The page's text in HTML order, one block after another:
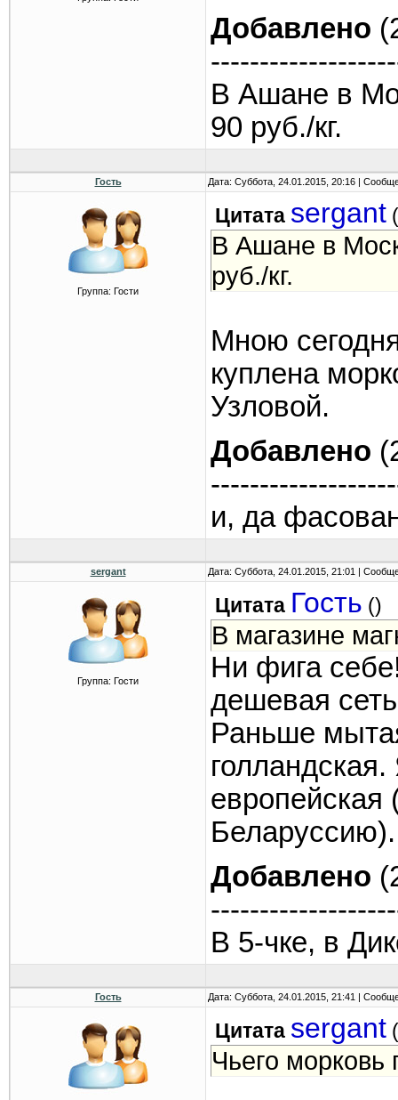
Добавлено
В Ашане в
90 руб./кг.
Гость Дата: Суббота, 24.01.2015, 20:16 |
Группа: Гости
Цитата sergant (
В Ашане в
руб./кг.
Мною
куплена
Узловой.
Добавлено
и, да
sergant Дата: Суббота, 24.01.2015, 21:01 |
Группа: Гости
Цитата Гость ()
В магазине
Ни фига
дешевая
Раньше
Беларуссию).
Добавлено
В 5-чке, в
Гость Дата: Суббота, 24.01.2015, 21:41 |
Цитата sergant (
Чьего морковь